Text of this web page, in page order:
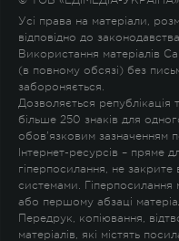
Усі права на матеріали,
відповідно до
Використання матеріалів
(в повному обсязі) без
забороняється.
Дозволяється
більше 250 знаків для
обов'язковим зазначенням
Інтернет-ресурсів – пряме
гіперпосилання, не закрите
системами. Гіперпосилання
або першому абзаці
Передрук, копіювання,
матеріалів, які містять